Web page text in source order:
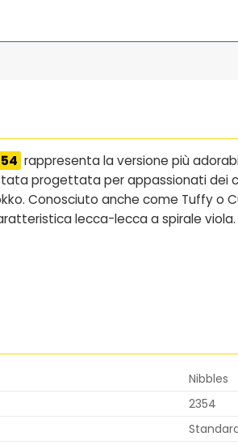
rappresenta la versione più
progettata per appassionati dei
Conosciuto anche come Tuffy o
lecca-lecca a spirale viola.
Nibbles
2354